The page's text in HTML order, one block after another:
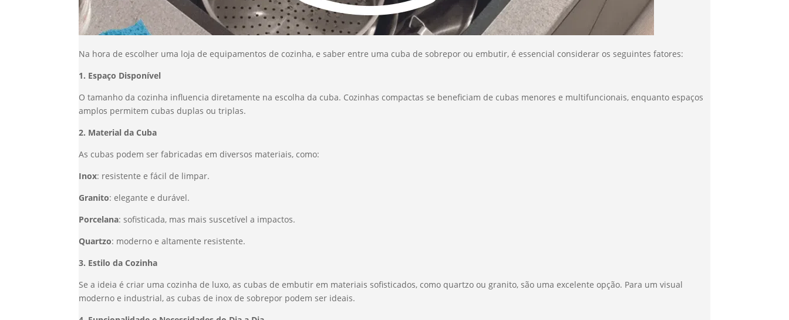
Na hora de escolher uma loja de equipamentos de cozinha, e saber entre uma cuba de sobrepor ou embutir, é essencial considerar os seguintes fatores:
1. Espaço Disponível
O tamanho da cozinha influencia diretamente na escolha da cuba. Cozinhas compactas se beneficiam de cubas menores e multifuncionais, enquanto espaços
amplos permitem cubas duplas ou triplas.
2. Material da Cuba
As cubas podem ser fabricadas em diversos materiais, como:
Inox: resistente e fácil de limpar.
Granito: elegante e durável.
Porcelana: sofisticada, mas mais suscetível a impactos.
Quartzo: moderno e altamente resistente.
3. Estilo da Cozinha
Se a ideia é criar uma cozinha de luxo, as cubas de embutir em materiais sofisticados, como quartzo ou granito, são uma excelente opção. Para um visual
moderno e industrial, as cubas de inox de sobrepor podem ser ideais.